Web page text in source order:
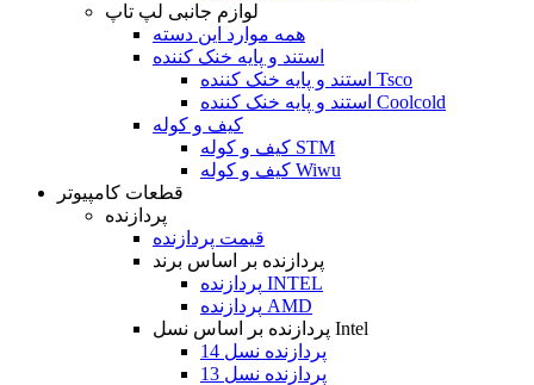
لوازم جانبی لپ تاپ
همه موارد این دسته
استند و پایه خنک کننده
استند و پایه خنک کننده Tsco
استند و پایه خنک کننده Coolcold
کیف و کوله
کیف و کوله STM
کیف و کوله Wiwu
قطعات کامپیوتر
پردازنده
قیمت پردازنده
پردازنده بر اساس برند
پردازنده INTEL
پردازنده AMD
پردازنده بر اساس نسل Intel
پردازنده نسل 14
پردازنده نسل 13